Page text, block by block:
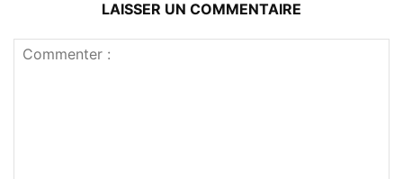
LAISSER UN COMMENTAIRE